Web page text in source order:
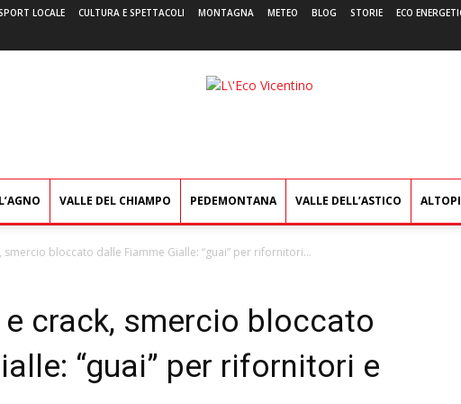
LOCALE CULTURA E SPETTACOLI MONTAGNA METEO BLOG STORIE ECO
L'Eco
VALLE DEL CHIAMPO PEDEMONTANA VALLE DELL’ASTICO
smercio bloccato dalle Fiamme Gialle: “guai” per rifornitori...
crack, smercio bloccato
“guai” per rifornitori e